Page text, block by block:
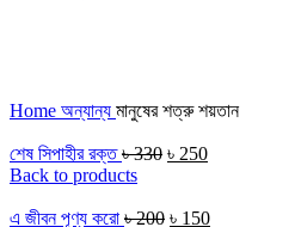
Home অন্যান্য মানুষের শত্রু শয়তান
শেষ সিপাহীর রক্ত৳330 ৳ 250
Back to products
এ জীবন পূণ্য করো ৳200 ৳ 150